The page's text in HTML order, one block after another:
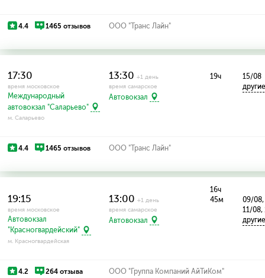
4.4 1465 отзывов ООО "Транс Лайн"
17:30
время московское
Международный
автовокзал "Саларьево"
м. Саларьево
13:30+1 день
время самарское
Автовокзал
19ч
15/08
4.4 1465 отзывов ООО "Транс Лайн"
19:15
время московское
Автовокзал
"Красногвардейский"
м. Красногвардейская
13:00+1 день
время самарское
Автовокзал
16ч
45м
09/
11/08,
4.2 264 отзыва ООО "Группа Компаний АйТиКом"